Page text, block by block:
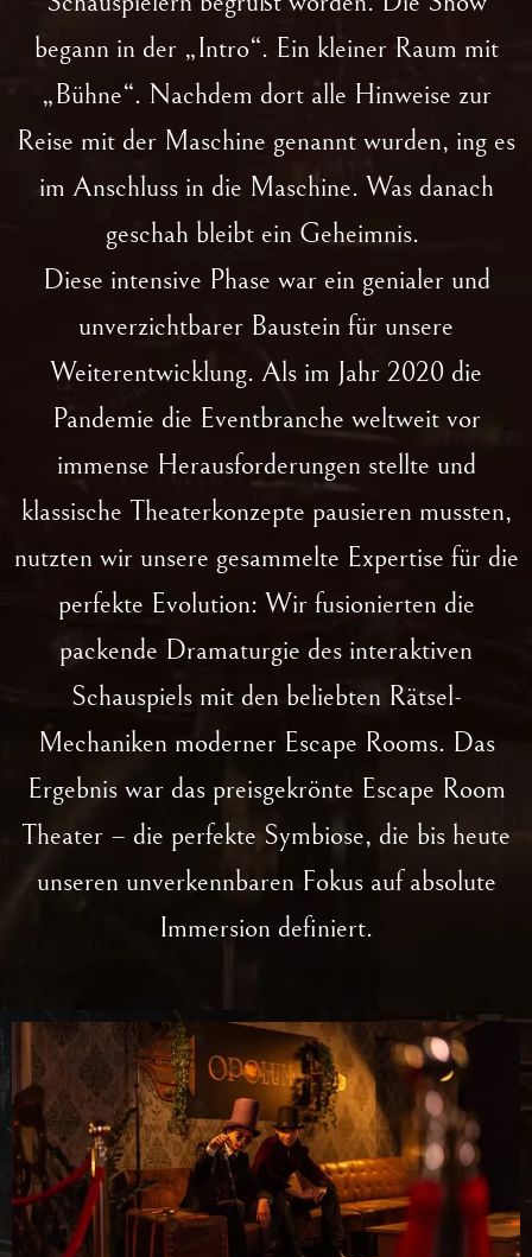
begann in der „Intro“. Ein kleiner Raum mit
„Bühne“. Nachdem dort alle Hinweise zur
Reise mit der Maschine genannt wurden, ing es
im Anschluss in die Maschine. Was danach
geschah bleibt ein Geheimnis.
Diese intensive Phase war ein genialer und
unverzichtbarer Baustein für unsere
Weiterentwicklung. Als im Jahr 2020 die
Pandemie die Eventbranche weltweit vor
immense Herausforderungen stellte und
klassische Theaterkonzepte pausieren mussten,
nutzten wir unsere gesammelte Expertise für die
perfekte Evolution: Wir fusionierten die
packende Dramaturgie des interaktiven
Schauspiels mit den beliebten Rätsel-
Mechaniken moderner Escape Rooms. Das
Ergebnis war das preisgekrönte Escape Room
Theater – die perfekte Symbiose, die bis heute
unseren unverkennbaren Fokus auf absolute
Immersion definiert.